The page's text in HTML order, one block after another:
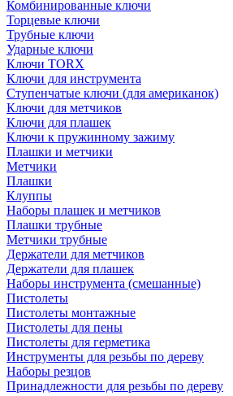
Комбинированные ключи
Торцевые ключи
Трубные ключи
Ударные ключи
Ключи TORX
Ключи для инструмента
Ступенчатые ключи (для американок)
Ключи для метчиков
Ключи для плашек
Ключи к пружинному зажиму
Плашки и метчики
Метчики
Плашки
Клуппы
Наборы плашек и метчиков
Плашки трубные
Метчики трубные
Держатели для метчиков
Держатели для плашек
Наборы инструмента (смешанные)
Пистолеты
Пистолеты монтажные
Пистолеты для пены
Пистолеты для герметика
Инструменты для резьбы по дереву
Наборы резцов
Принадлежности для резьбы по дереву